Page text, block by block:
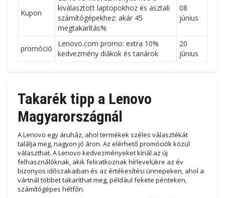
Kupon
kiválasztott laptopokhoz és asztali
számítógépekhez: akár 45
megtakarítás%
08
június
promóció
Lenovo.com promo: extra 10%
kedvezmény diákok és tanárok
20
június
Takarék tipp a Lenovo
Magyarországnál
A Lenovo egy áruház, ahol termékek széles választékát
találja meg, nagyon jó áron. Az elérhető promóciók közül
választhat. A Lenovo kedvezményeket kínál az új
felhasználóknak, akik feliratkoznak hírlevelükre az év
bizonyos időszakaiban és az értékesítési ünnepeken, ahol a
vártnál többet takaríthat meg, például fekete pénteken,
számítógépes hétfőn.